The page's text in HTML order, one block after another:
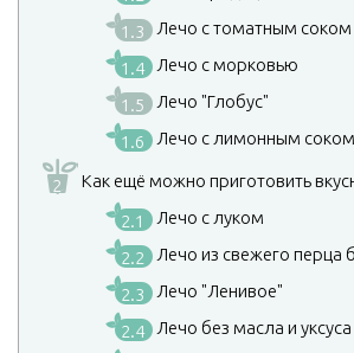
1.3 Лечо с томатным соком
1.4 Лечо с морковью
1.5 Лечо "Глобус"
1.6 Лечо с лимонным соком
2
Как ещё можно приготовить
2.1 Лечо с луком
2.2 Лечо из свежего перца
2.3 Лечо "Ленивое"
2.4 Лечо без масла и уксуса